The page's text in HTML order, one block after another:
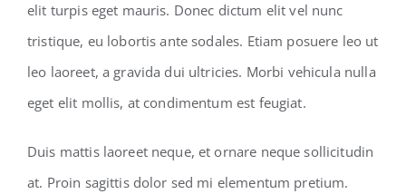
elit turpis eget mauris. Donec dictum elit vel nunc
tristique, eu lobortis ante sodales. Etiam posuere leo ut
leo laoreet, a gravida dui ultricies. Morbi vehicula nulla
eget elit mollis, at condimentum est feugiat.
Duis mattis laoreet neque, et ornare neque sollicitudin
at. Proin sagittis dolor sed mi elementum pretium.